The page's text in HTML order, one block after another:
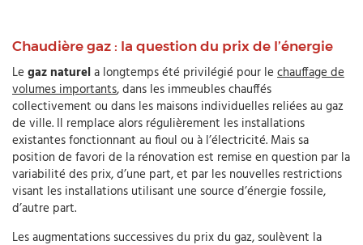
Chaudière gaz : la question du prix de l’énergie
Le gaz naturela longtemps été privilégié pour le chauffage de
volumes importants, dans les immeubles chauffés
collectivement ou dans les maisons individuelles reliées au gaz
de ville. Il remplace alors régulièrement les installations
existantes fonctionnant au fioul ou à l’électricité. Mais sa
position de favori de la rénovation est remise en question par la
variabilité des prix, d’une part, et par les nouvelles restrictions
visant les installations utilisant une source d’énergie fossile,
d’autre part.
Les augmentations successives du prix du gaz, soulèvent la